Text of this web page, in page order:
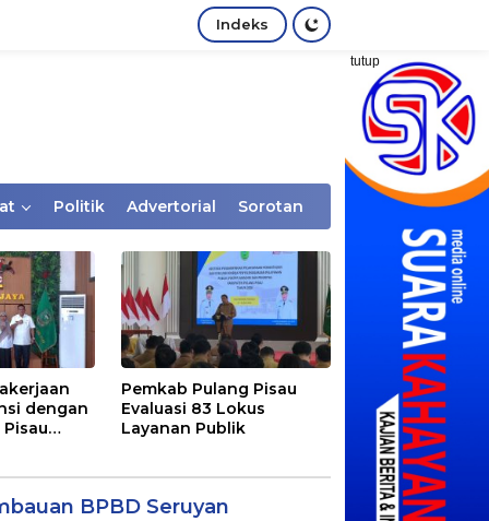
Indeks
tutup
Politik Advertorial Sorotan
dengan
Pemkab Pulang Pisau
Evaluasi 83 Lokus
Layanan Publik
BPBD Seruyan